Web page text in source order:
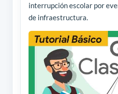
interrupción escolar por
de infraestructura.